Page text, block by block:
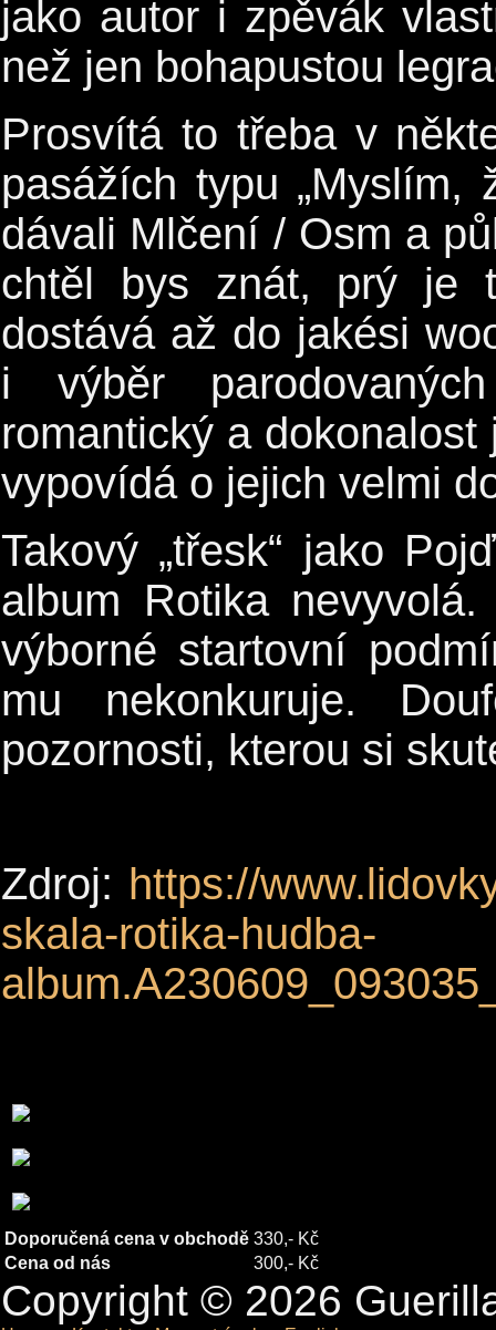
jako autor i zpěvák
než jen bohapustou
Prosvítá to třeba v
pasážích typu „Myslím,
dávali Mlčení / Osm a
chtěl bys znát, prý je
dostává až do jakési
i výběr
romantický a
vypovídá o jejich velmi
Takový „třesk“ jako
album Rotika
výborné startovní
mu nekonkuruje.
pozornosti, kterou si
Zdroj: https://
skala-rotika-hudba-
Doporučená cena v obchodě 330,- Kč
Cena od nás
300,- Kč
Copyright © 2026